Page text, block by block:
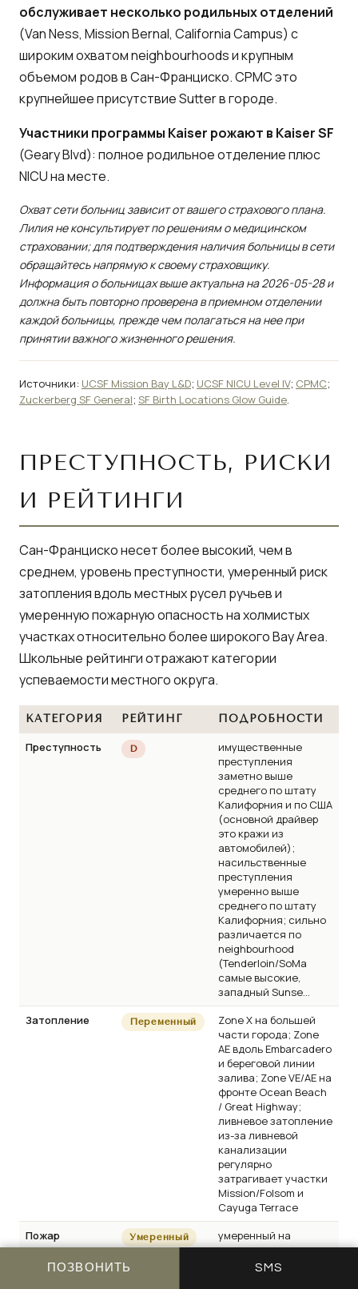
обслуживает несколько родильных отделений
(Van Ness, Mission Bernal, California Campus) с
широким охватом neighbourhoods и крупным
объемом родов в Сан-Франциско. CPMC это
крупнейшее присутствие Sutter в городе.
Участники программы Kaiser рожают в Kaiser SF
(Geary Blvd): полное родильное отделение плюс
NICU на месте.
Охват сети больниц зависит от вашего страхового плана.
Лилия не консультирует по решениям о медицинском
страховании; для подтверждения наличия больницы в сети
обращайтесь напрямую к своему страховщику.
Информация о больницах выше актуальна на 2026-05-28 и
должна быть повторно проверена в приемном отделении
каждой больницы, прежде чем полагаться на нее при
принятии важного жизненного решения.
Источники: UCSF Mission Bay L&D; UCSF NICU Level IV; CPMC;
Zuckerberg SF General; SF Birth Locations Glow Guide.
ПРЕСТУПНОСТЬ, РИСКИ
И РЕЙТИНГИ
Сан-Франциско несет более высокий, чем в
среднем, уровень преступности, умеренный риск
затопления вдоль местных русел ручьев и
умеренную пожарную опасность на холмистых
участках относительно более широкого Bay Area.
Школьные рейтинги отражают категории
успеваемости местного округа.
КАТЕГОРИЯ РЕЙТИНГ ПОДРОБНОСТИ
Преступность D
имущественные
преступления
заметно выше
среднего по штату
Калифорния и по США
(основной драйвер
это кражи из
автомобилей);
насильственные
преступления
умеренно выше
среднего по штату
Калифорния; сильно
различается по
neighbourhood
(Tenderloin/SoMa
самые высокие,
западный Sunse...
Затопление
Переменный
Zone X на большей
части города; Zone
AE вдоль Embarcadero
и береговой линии
залива; Zone VE/AE на
фронте Ocean Beach
/ Great Highway;
ливневое затопление
из-за ливневой
канализации
регулярно
затрагивает участки
Mission/Folsom и
Cayuga Terrace
Пожар
Умеренный
умеренный на
участках, выходящих
к открытым
ПОЗВОНИТЬ SMS